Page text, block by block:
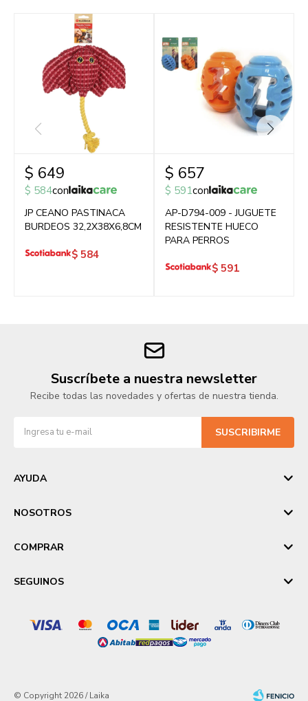
$ 649
$ 584con
JP CEANO PASTINACA
BURDEOS 32,2X38X6,8CM
$ 584
$ 657
$ 591con
AP-D794-009 - JUGUETE
RESISTENTE HUECO
PARA PERROS
$ 591
Suscríbete a nuestra newsletter
Recibe todas las novedades y ofertas de nuestra tienda.
SUSCRIBIRME
AYUDA
NOSOTROS
COMPRAR
SEGUINOS
© Copyright 2026 / Laika